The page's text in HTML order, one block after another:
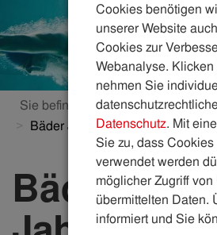
Sie befinden sich hier: ikb.at
Bäder Jahreskarte
Bäder-
Cookies benötigen
unserer Website
Cookies zur
Webanalyse.
nehmen Sie
Datenschutz. Mit
Sie zu, dass
verwendet werden
möglicher Zugriff
übermittelten Daten.
informiert und Sie